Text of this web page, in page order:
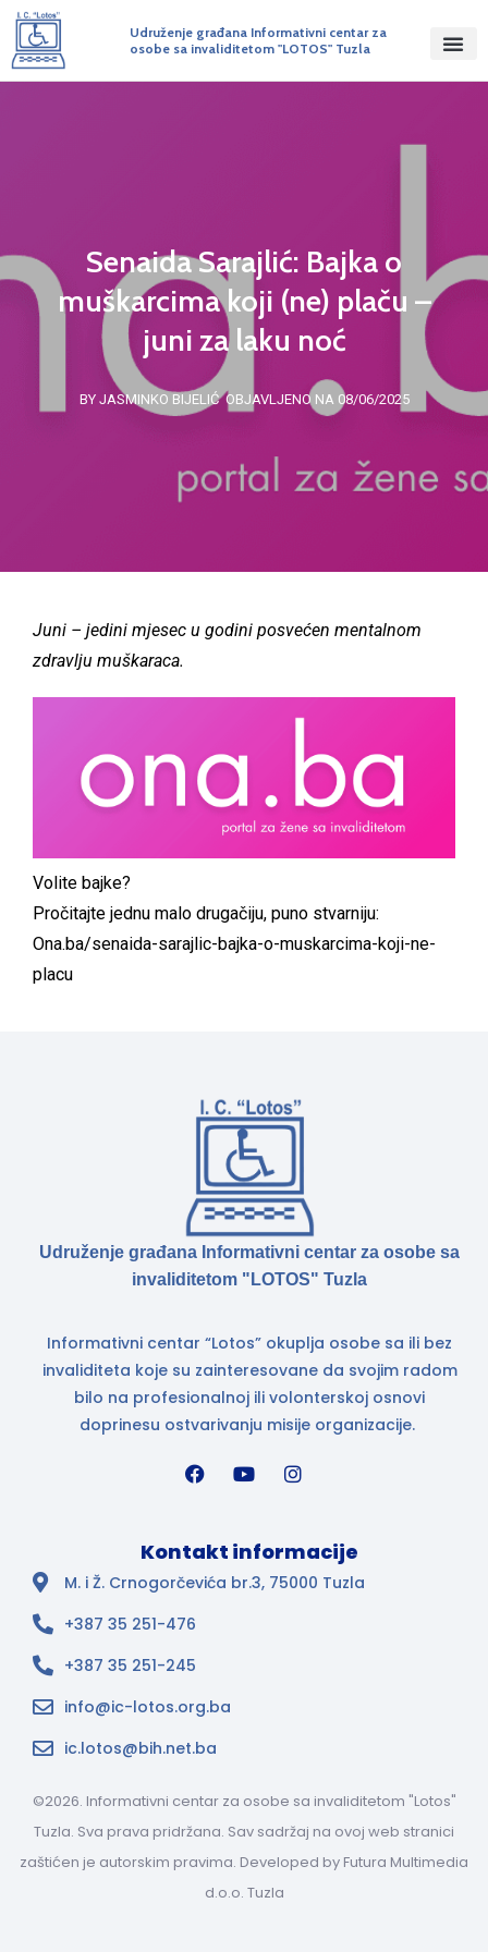
Udruženje građana Informativni centar za
osobe sa invaliditetom "LOTOS" Tuzla
Senaida Sarajlić: Bajka o
muškarcima koji (ne) plaču –
juni za laku noć
BY JASMINKO BIJELIĆ OBJAVLJENO NA 08/06/2025
Juni – jedini mjesec u godini posvećen mentalnom
zdravlju muškaraca.
Volite bajke?
Pročitajte jednu malo drugačiju, puno stvarniju:
Ona.ba/senaida-sarajlic-bajka-o-muskarcima-koji-ne-
placu
Udruženje građana Informativni centar za osobe sa
invaliditetom "LOTOS" Tuzla
Informativni centar “Lotos” okuplja osobe sa ili bez
invaliditeta koje su zainteresovane da svojim radom
bilo na profesionalnoj ili volonterskoj osnovi
doprinesu ostvarivanju misije organizacije.
Kontakt informacije
M. i Ž. Crnogorčevića br.3, 75000 Tuzla
+387 35 251-476
+387 35 251-245
info@ic-lotos.org.ba
ic.lotos@bih.net.ba
©2026. Informativni centar za osobe sa invaliditetom "Lotos"
Tuzla. Sva prava pridržana. Sav sadržaj na ovoj web stranici
zaštićen je autorskim pravima. Developed by Futura Multimedia
d.o.o. Tuzla